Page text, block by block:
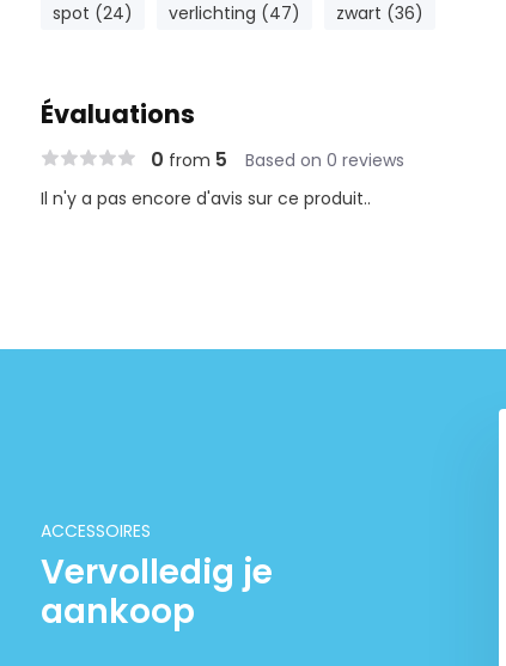
spot (24)
verlichting (47) zwart (36)
Évaluations
0 from 5 Based on 0 reviews
Il n'y a pas encore d'avis sur ce produit..
ACCESSOIRES
Vervolledig je
aankoop